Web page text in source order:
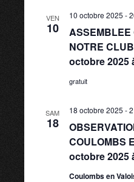
VEN
10
ASSEMBLEE
NOTRE
octobre 2025
10 octobre 2025 -
gratuit
SAM
18
COULOMBS
octobre 2025
18 octobre 2025 -
Coulombs en